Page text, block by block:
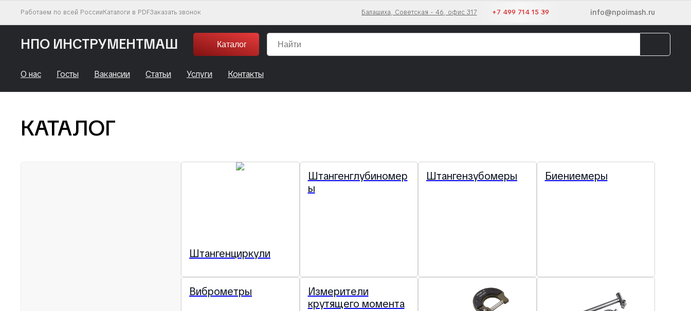
Работаем по всей РоссииКаталоги в PDFЗаказать звонок Балашиха, Советская - 46, офис 317 +7 499 714 15 39 info@npoimash.ru
НПО ИНСТРУМЕНТМАШ Каталог
О нас Госты Вакансии Статьи Услуги Контакты
КАТАЛОГ
Штангенциркули
Штангенглубиномер
ы
Штангензубомеры Биениемеры
Виброметры
Измерители
крутящего момента